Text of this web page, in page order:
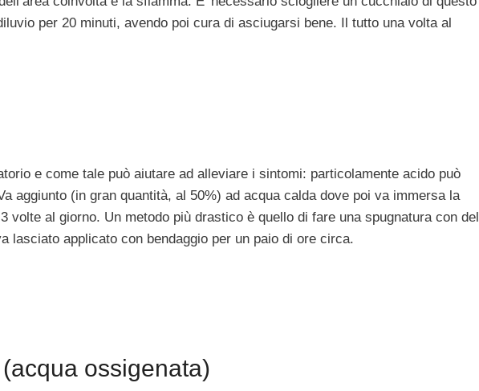
per 20 minuti, avendo poi cura di asciugarsi bene. Il tutto una volta al
e come tale può aiutare ad alleviare i sintomi: particolamente acido può
aggiunto (in gran quantità, al 50%) ad acqua calda dove poi va immersa la
volte al giorno. Un metodo più drastico è quello di fare una spugnatura con del
lasciato applicato con bendaggio per un paio di ore circa.
ossigenata)